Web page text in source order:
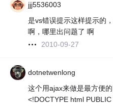
jjj5536003
是vs错误提示这样提示的
啊，哪里出问题了 啊
2010-09-27
dotnetwenlong
这个用ajax来做是最方便
<!DOCTYPE html